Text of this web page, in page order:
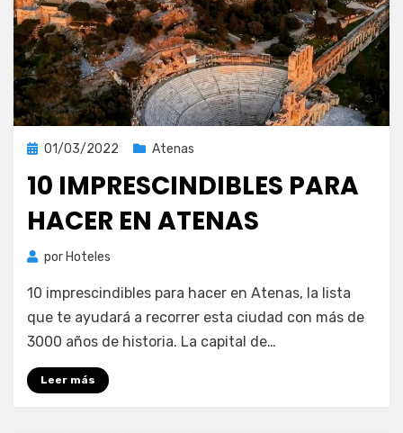
Publicada
01/03/2022 Atenas
10 IMPRESCINDIBLES PARA
HACER EN ATENAS
por Hoteles
10 imprescindibles para hacer en Atenas, la lista
que te ayudará a recorrer esta ciudad con más de
3000 años de historia. La capital de…
Leer más